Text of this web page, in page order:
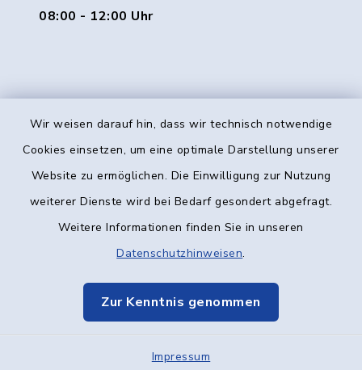
Wir weisen darauf hin, dass wir technisch notwendige
Cookies einsetzen, um eine optimale Darstellung unserer
Website zu ermöglichen. Die Einwilligung zur Nutzung
weiterer Dienste wird bei Bedarf gesondert abgefragt.
Weitere Informationen finden Sie in unseren
Datenschutzhinweisen.
Zur Kenntnis genommen
Impressum
08:00 - 12:00 Uhr
Kontakt
Datenschutz
Elektronische Kommunikation
Sitemap